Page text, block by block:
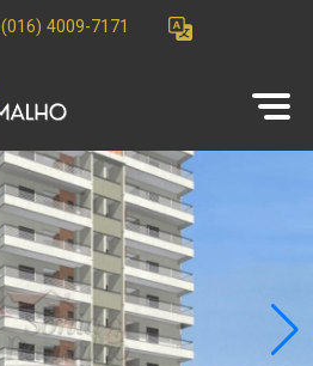
(016) 4009-7171